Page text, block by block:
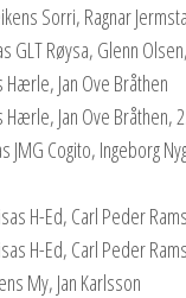
Sorri, Ragnar
GLT Røysa, Glenn
Hærle, Jan Ove Bråthen
Hærle, Jan Ove Bråthen,
JMG Cogito, Ingeborg
H-Ed, Carl Peder
H-Ed, Carl Peder
My, Jan Karlsson